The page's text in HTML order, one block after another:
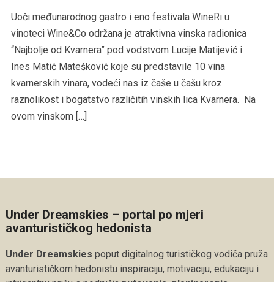
Uoči međunarodnog gastro i eno festivala WineRi u
vinoteci Wine&Co održana je atraktivna vinska radionica
“Najbolje od Kvarnera” pod vodstvom Lucije Matijević i
Ines Matić Matešković koje su predstavile 10 vina
kvarnerskih vinara, vodeći nas iz čaše u čašu kroz
raznolikost i bogatstvo različitih vinskih lica Kvarnera. Na
ovom vinskom […]
Under Dreamskies – portal po mjeri
avanturističkog hedonista
Under Dreamskies poput digitalnog turističkog vodiča pruža
avanturističkom hedonistu inspiraciju, motivaciju, edukaciju i